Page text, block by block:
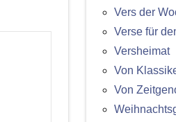
Vers der
Verse für
Versheimat
Von
Von